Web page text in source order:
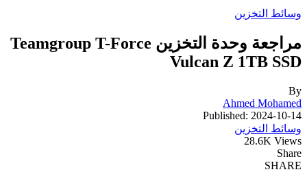
وسائط التخزين
مراجعة وحدة التخزين Teamgroup T-Force
Vulcan Z 1TB SSD
By
Ahmed Mohamed
Published: 2024-10-14
وسائط التخزين
28.6K Views
Share
SHARE